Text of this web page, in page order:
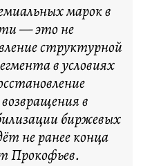
марок в
— это не
структурной
в условиях
в
биржевых
не ранее конца
Прокофьев.